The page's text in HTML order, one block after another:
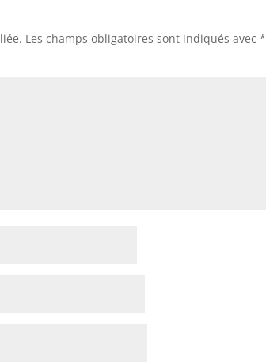
Les champs obligatoires sont indiqués avec*